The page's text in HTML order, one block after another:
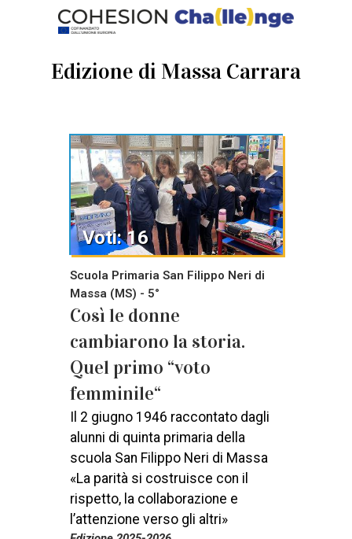
Edizione di Massa Carrara
Scuola Primaria San Filippo Neri di
Massa (MS) - 5°
Così le donne
cambiarono la storia.
Quel primo “voto
femminile“
Il 2 giugno 1946 raccontato dagli
alunni di quinta primaria della
scuola San Filippo Neri di Massa
«La parità si costruisce con il
rispetto, la collaborazione e
l’attenzione verso gli altri»
Voti: 16